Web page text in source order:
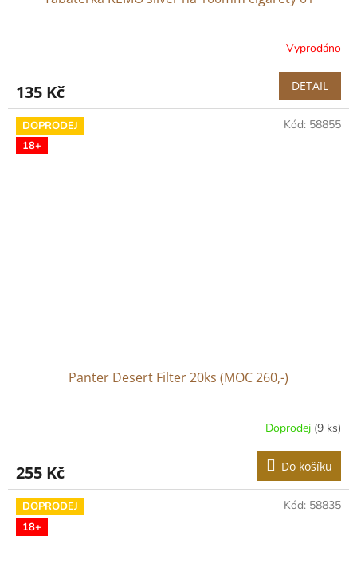
Vyprodáno
135 Kč DETAIL
DOPRODEJ
18+
Panter Desert Filter 20ks (MOC 260,-)
Doprodej (9 ks)
255 Kč Do košíku
Kód: 58855
DOPRODEJ
18+
Kód: 58835